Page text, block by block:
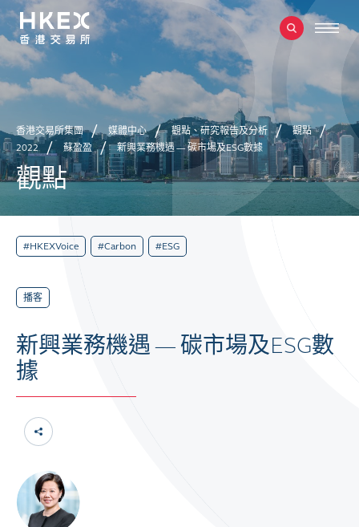
香港交易所集團 媒體中心 觀點、研究報告及分析
觀點
2022
蘇盈盈 新興業務機遇 — 碳市場及ESG數據
觀點
#HKEXVoice #Carbon #ESG
播客
新興業務機遇 — 碳市場及ESG數
據